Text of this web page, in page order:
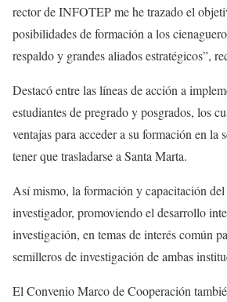
rector de INFOTEP me he trazado el
posibilidades de formación a los
respaldo y grandes aliados estratégicos”,
Destacó entre las líneas de acción a
estudiantes de pregrado y posgrados, los
ventajas para acceder a su formación en la
tener que trasladarse a Santa Marta.
Así mismo, la formación y capacitación del
investigador, promoviendo el desarrollo
investigación, en temas de interés común
semilleros de investigación de ambas
El Convenio Marco de Cooperación